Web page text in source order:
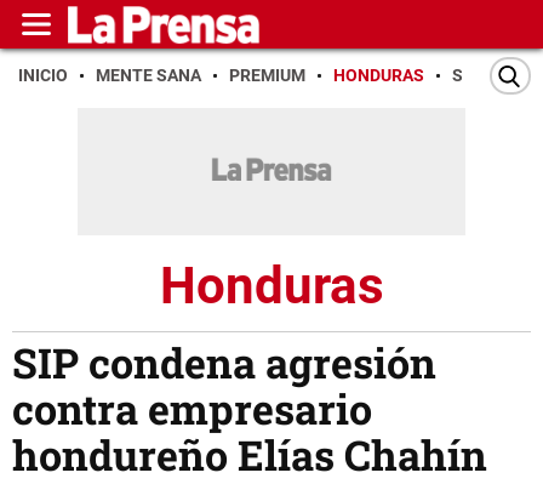
INICIO MENTE SANA PREMIUM HONDURAS SAN PEDRO
Honduras
SIP condena agresión
contra empresario
hondureño Elías Chahín